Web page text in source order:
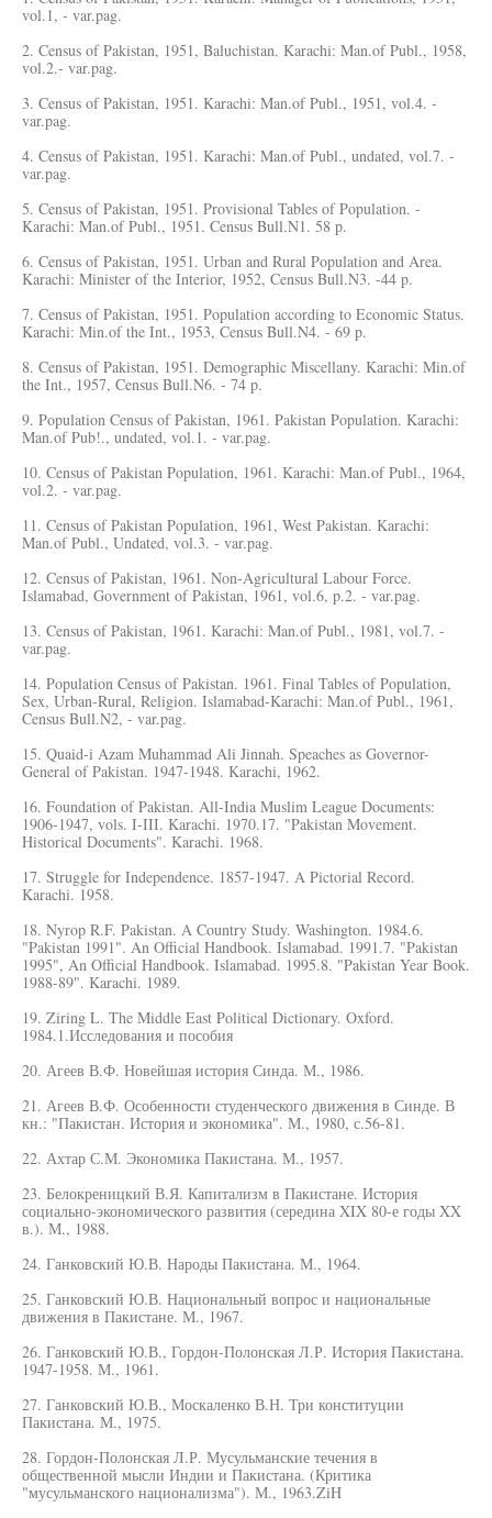
vol.1, - var.pag.
2. Census of Pakistan, 1951, Baluchistan. Karachi: Man.of Publ., 1958,
vol.2.- var.pag.
3. Census of Pakistan, 1951. Karachi: Man.of Publ., 1951, vol.4. -
var.pag.
4. Census of Pakistan, 1951. Karachi: Man.of Publ., undated, vol.7. -
var.pag.
5. Census of Pakistan, 1951. Provisional Tables of Population. -
Karachi: Man.of Publ., 1951. Census Bull.N1. 58 p.
6. Census of Pakistan, 1951. Urban and Rural Population and Area.
Karachi: Minister of the Interior, 1952, Census Bull.N3. -44 p.
7. Census of Pakistan, 1951. Population according to Economic Status.
Karachi: Min.of the Int., 1953, Census Bull.N4. - 69 p.
8. Census of Pakistan, 1951. Demographic Miscellany. Karachi: Min.of
the Int., 1957, Census Bull.N6. - 74 p.
9. Population Census of Pakistan, 1961. Pakistan Population. Karachi:
Man.of Pub!., undated, vol.1. - var.pag.
10. Census of Pakistan Population, 1961. Karachi: Man.of Publ., 1964,
vol.2. - var.pag.
11. Census of Pakistan Population, 1961, West Pakistan. Karachi:
Man.of Publ., Undated, vol.3. - var.pag.
12. Census of Pakistan, 1961. Non-Agricultural Labour Force.
Islamabad, Government of Pakistan, 1961, vol.6, p.2. - var.pag.
13. Census of Pakistan, 1961. Karachi: Man.of Publ., 1981, vol.7. -
var.pag.
14. Population Census of Pakistan. 1961. Final Tables of Population,
Sex, Urban-Rural, Religion. Islamabad-Karachi: Man.of Publ., 1961,
Census Bull.N2, - var.pag.
15. Quaid-i Azam Muhammad Ali Jinnah. Speaches as Governor-
General of Pakistan. 1947-1948. Karachi, 1962.
16. Foundation of Pakistan. All-India Muslim League Documents:
1906-1947, vols. I-III. Karachi. 1970.17. "Pakistan Movement.
Historical Documents". Karachi. 1968.
17. Struggle for Independence. 1857-1947. A Pictorial Record.
Karachi. 1958.
18. Nyrop R.F. Pakistan. A Country Study. Washington. 1984.6.
"Pakistan 1991". An Official Handbook. Islamabad. 1991.7. "Pakistan
1995", An Official Handbook. Islamabad. 1995.8. "Pakistan Year Book.
1988-89". Karachi. 1989.
19. Ziring L. The Middle East Political Dictionary. Oxford.
1984.1.Исследования и пособия
20. Агеев В.Ф. Новейшая история Синда. М., 1986.
21. Агеев В.Ф. Особенности студенческого движения в Синде. В
кн.: "Пакистан. История и экономика". М., 1980, с.56-81.
22. Ахтар С.М. Экономика Пакистана. М., 1957.
23. Белокреницкий В.Я. Капитализм в Пакистане. История
социально-экономического развития (середина XIX 80-е годы XX
в.). М., 1988.
24. Ганковский Ю.В. Народы Пакистана. М., 1964.
25. Ганковский Ю.В. Национальный вопрос и национальные
движения в Пакистане. М., 1967.
26. Ганковский Ю.В., Гордон-Полонская Л.Р. История Пакистана.
1947-1958. М., 1961.
27. Ганковский Ю.В., Москаленко В.Н. Три конституции
Пакистана. М., 1975.
28. Гордон-Полонская Л.Р. Мусульманские течения в
общественной мысли Индии и Пакистана. (Критика
"мусульманского национализма"). М., 1963.ZiH